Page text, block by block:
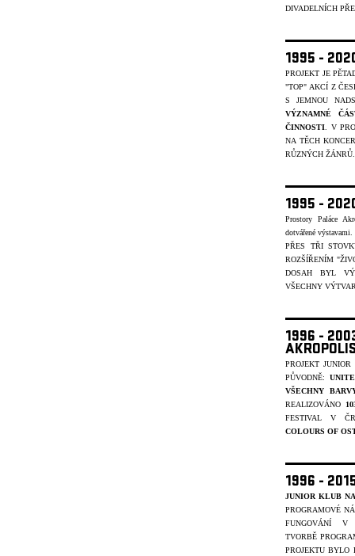
DIVADELNÍCH
1995 -
PROJEKT JE
"TOP" AKCÍ Z
S JEMNOU
VÝZNAMNÉ
ČINNOSTI . V
NA TĚCH
RŮZNÝCH ŽÁNRŮ.
1995 -
Prostory Paláce
dotvářené
PŘES TŘI
ROZŠÍŘENÍM
DOSAH BYL
VŠECHNY
1996 -
PROJEKT
PŮVODNĚ:
VŠECHNY
REALIZOVÁNO
FESTIVAL V
COLOURS OF
1996 -
JUNIOR KLUB
PROGRAMOVÉ
FUNGOVÁNÍ
TVORBĚ
PROJEKTU BYLO